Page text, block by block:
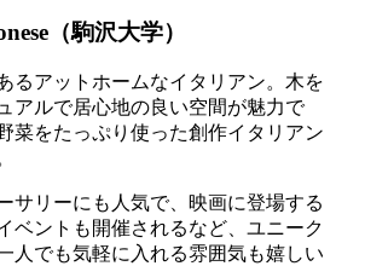
（駒沢大学）
るアットホームなイタリアン。木を
アルで居心地の良い空間が魅力で
菜をたっぷり使った創作イタリアン
サリーにも人気で、映画に登場する
ベントも開催されるなど、ユニーク
人でも気軽に入れる雰囲気も嬉しい